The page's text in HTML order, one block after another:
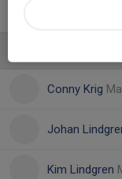
45. Lucas
Conny Krig
Johan
Kim Lindgren